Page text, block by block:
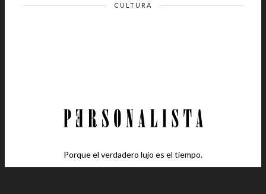
CULTURA
Porque el verdadero lujo es el tiempo.